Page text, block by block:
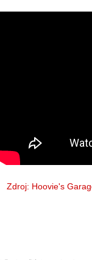
Zdroj: Hoovie's